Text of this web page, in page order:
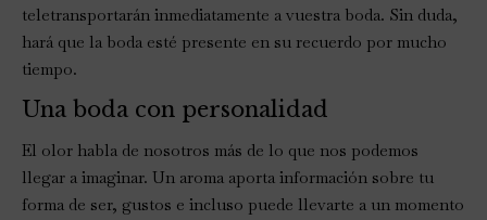
teletransportarán inmediatamente a vuestra boda. Sin duda,
hará que la boda esté presente en su recuerdo por mucho
tiempo.
Una boda con personalidad
El olor habla de nosotros más de lo que nos podemos
llegar a imaginar. Un aroma aporta información sobre tu
forma de ser, gustos e incluso puede llevarte a un momento